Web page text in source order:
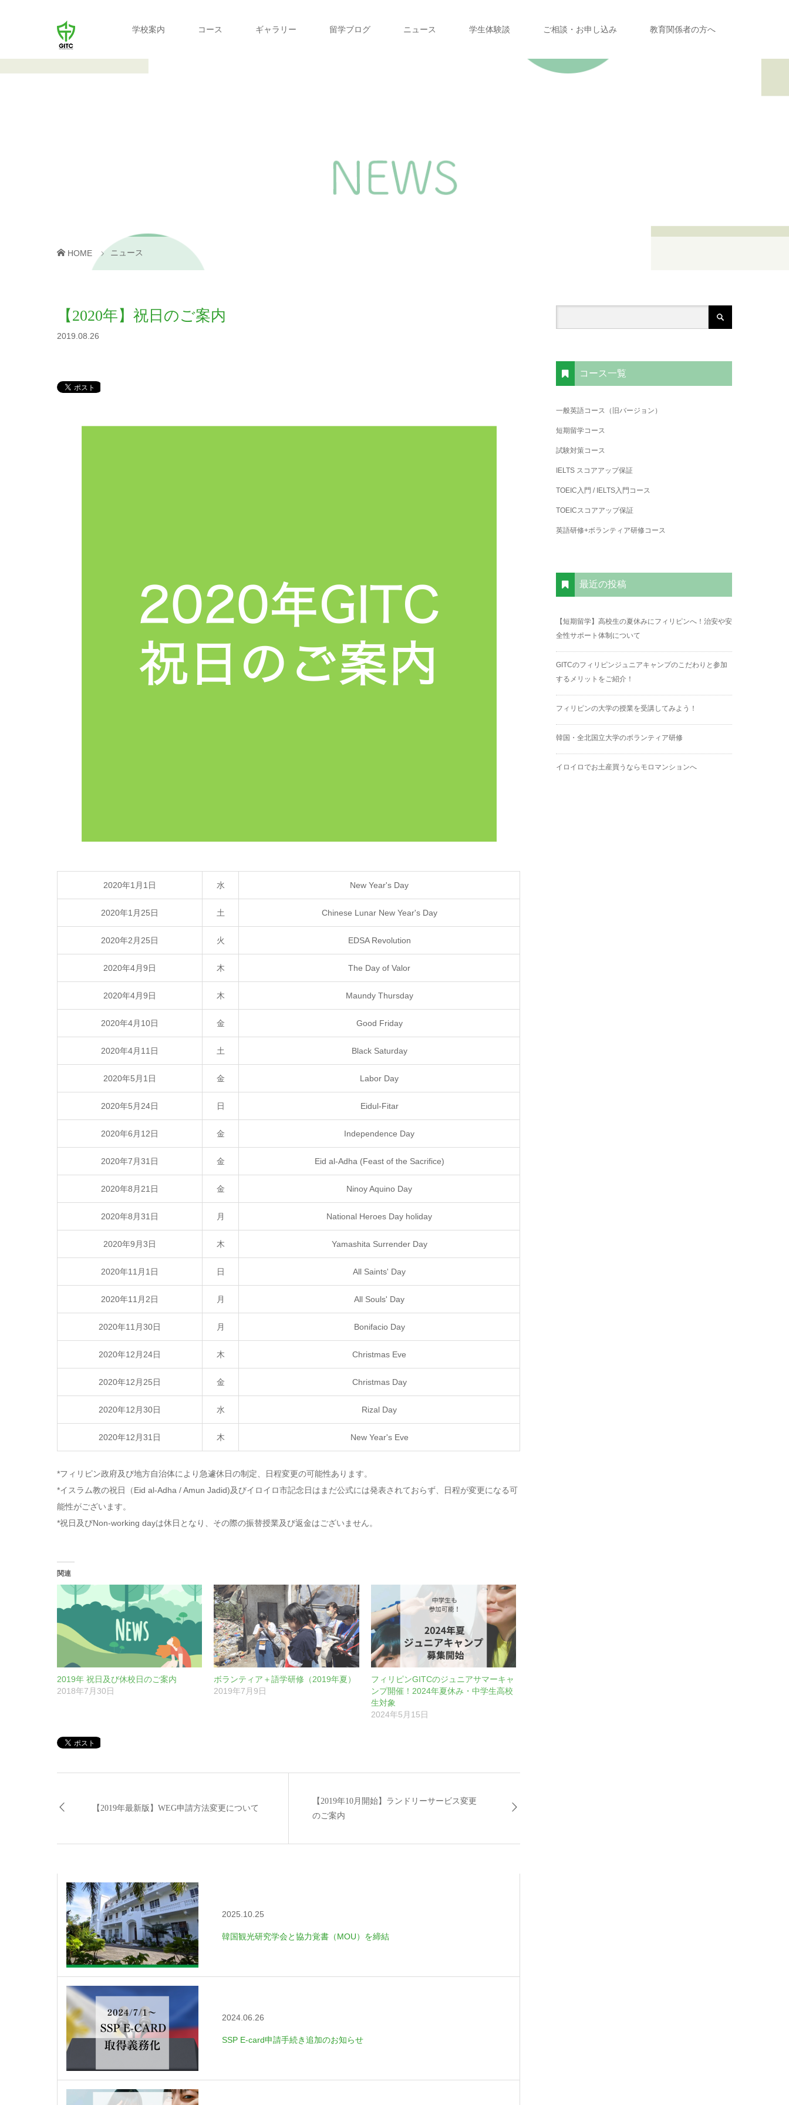
学校案内 コース ギャラリー 留学ブログ ニュース 学生体験談 ご相談・お申し込み 教育関係者の方へ
HOME ニュース
【2020年】祝日のご案内
2019.08.26
2020年1月1日 水 New Year's Day
2020年1月25日 土 Chinese Lunar New Year's Day
2020年2月25日 火 EDSA Revolution
2020年4月9日 木 The Day of Valor
2020年4月9日 木 Maundy Thursday
2020年4月10日 金 Good Friday
2020年4月11日 土 Black Saturday
2020年5月1日 金 Labor Day
2020年5月24日 日 Eidul-Fitar
2020年6月12日 金 Independence Day
2020年7月31日 金 Eid al-Adha (Feast of the Sacrifice)
2020年8月21日 金 Ninoy Aquino Day
2020年8月31日 月 National Heroes Day holiday
2020年9月3日 木 Yamashita Surrender Day
2020年11月1日 日 All Saints' Day
2020年11月2日 月 All Souls' Day
2020年11月30日 月 Bonifacio Day
2020年12月24日 木 Christmas Eve
2020年12月25日 金 Christmas Day
2020年12月30日 水 Rizal Day
2020年12月31日 木 New Year's Eve
*フィリピン政府及び地方自治体により急遽休日の制定、日程変更の可能性あります。
*イスラム教の祝日（Eid al-Adha / Amun Jadid)及びイロイロ市記念日はまだ公式には発表されておらず、日程が変更になる可
能性がございます。
*祝日及びNon-working dayは休日となり、その際の振替授業及び返金はございません。
関連
2019年 祝日及び休校日のご案内
2018年7月30日
ボランティア＋語学研修（2019年夏）
2019年7月9日
フィリピンGITCのジュニアサマーキャ
ンプ開催！2024年夏休み・中学生高校
生対象
2024年5月15日
【2019年最新版】WEG申請方法変更について
【2019年10月開始】ランドリーサービス変更
のご案内
2025.10.25
韓国観光研究学会と協力覚書（MOU）を締結
2024.06.26
SSP E-card申請手続き追加のお知らせ
コース一覧
一般英語コース（旧バージョン）
短期留学コース
試験対策コース
IELTS スコアアップ保証
TOEIC入門 / IELTS入門コース
TOEICスコアアップ保証
英語研修+ボランティア研修コース
最近の投稿
【短期留学】高校生の夏休みにフィリピンへ！治安や安
全性サポート体制について
GITCのフィリピンジュニアキャンプのこだわりと参加
するメリットをご紹介！
フィリピンの大学の授業を受講してみよう！
韓国・全北国立大学のボランティア研修
イロイロでお土産買うならモロマンションへ